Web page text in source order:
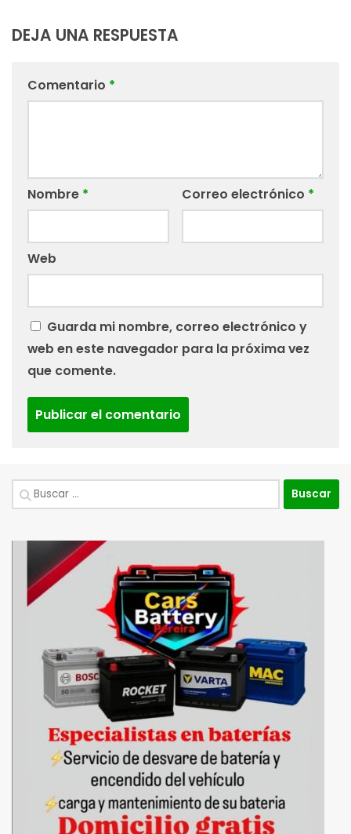
DEJA UNA RESPUESTA
Comentario *
Nombre * Correo electrónico *
Web
Guarda mi nombre, correo electrónico y
web en este navegador para la próxima vez
que comente.
Buscar: